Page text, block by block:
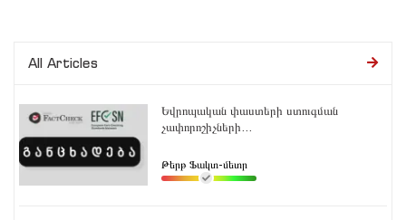
All Articles
Եվրոպական փաստերի ստուգման
չափորոշիչների...
Թերթ Ֆակտ-մետր